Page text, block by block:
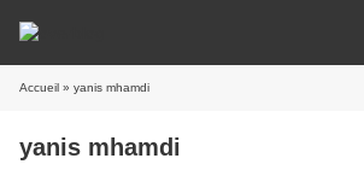
Accueil » yanis mhamdi
yanis mhamdi